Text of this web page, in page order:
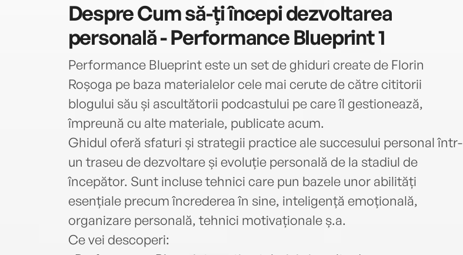
DespreCum să-ți începi dezvoltarea
personală - Performance Blueprint 1
Performance Blueprint este un set de ghiduri create de Florin
Roșoga pe baza materialelor cele mai cerute de către cititorii
blogului său și ascultătorii podcastului pe care îl gestionează,
împreună cu alte materiale, publicate acum.
Ghidul oferă sfaturi și strategii practice ale succesului personal într-
un traseu de dezvoltare și evoluție personală de la stadiul de
începător. Sunt incluse tehnici care pun bazele unor abilități
esențiale precum încrederea în sine, inteligență emoțională,
organizare personală, tehnici motivaționale ș.a.
Ce vei descoperi: